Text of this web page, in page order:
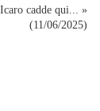
cadde qui... »
(11/06/2025)